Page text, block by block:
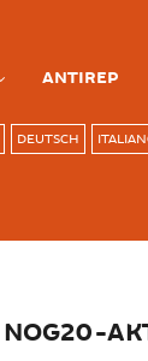
ANTIREP
DEUTSCH
NOG20-